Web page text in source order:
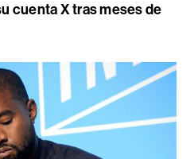
cuenta X tras meses de